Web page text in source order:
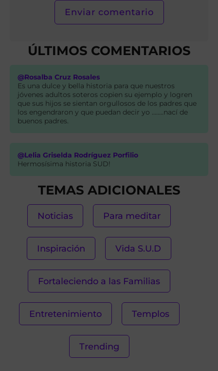
ÚLTIMOS COMENTARIOS
@Rosalba Cruz Rosales
Es una dulce y bella historia para que nuestros
jóvenes adultos soteros copien su ejemplo y logren
que sus hijos se sientan orgullosos de los padres que
los engendraron y que puedan decir yo ........nací de
buenos padres.
@Lelia Griselda Rodríguez Porfilio
Hermosísima historia SUD!
TEMAS ADICIONALES
Noticias Para meditar
Inspiración Vida S.U.D
Fortaleciendo a las Familias
Entretenimiento Templos
Trending